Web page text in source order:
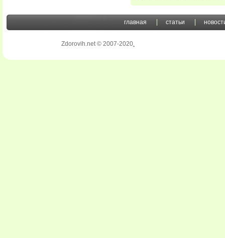
главная статьи
Zdorovih.net © 2007-2020